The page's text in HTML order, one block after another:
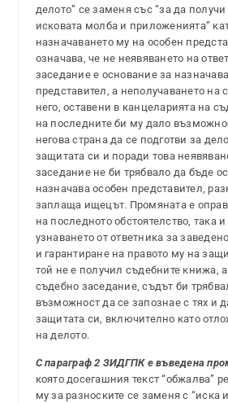
делото” се заменя със “за да
исковата молба и приложенията”
назначаването му на особен
означава, че не неявяването на
заседание е основание за
представител, а неполучаването на
него, оставени в канцеларията на
на последните би му дало
негова страна да се подготви за
защитата си и поради това
заседание не би трябвало да бъде
назначава особен представител,
заплаща ищецът. Промяната е
на последното обстоятелство, така
узнаването от ответника за
и гарантиране на правото му на
той не е получил съдебните книжа,
съдебно заседание, съдът би
възможност да се запознае с тях и
защитата си, включително като
на делото.
С параграф 2 ЗИДГПК е въведена
която досегашния текст “обжалва”
му за разноските се заменя с “иска